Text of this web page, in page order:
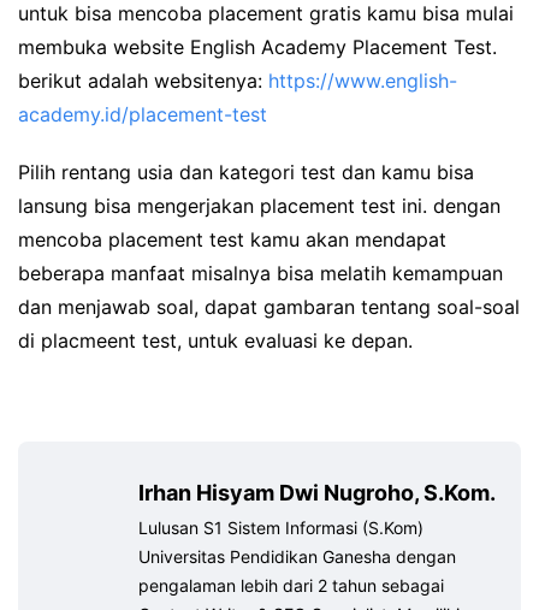
untuk bisa mencoba placement gratis kamu bisa mulai
membuka website English Academy Placement Test.
berikut adalah websitenya: https://www.english-
academy.id/placement-test
Pilih rentang usia dan kategori test dan kamu bisa
lansung bisa mengerjakan placement test ini. dengan
mencoba placement test kamu akan mendapat
beberapa manfaat misalnya bisa melatih kemampuan
dan menjawab soal, dapat gambaran tentang soal-soal
di placmeent test, untuk evaluasi ke depan.
Irhan Hisyam Dwi Nugroho, S.Kom.
Lulusan S1 Sistem Informasi (S.Kom)
Universitas Pendidikan Ganesha dengan
pengalaman lebih dari 2 tahun sebagai